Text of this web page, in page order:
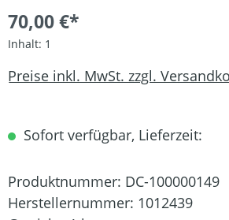
70,00 €*
Inhalt: 1
Preise inkl. MwSt. zzgl.
Sofort verfügbar, Lieferzeit:
Produktnummer: DC-100000149
Herstellernummer: 1012439